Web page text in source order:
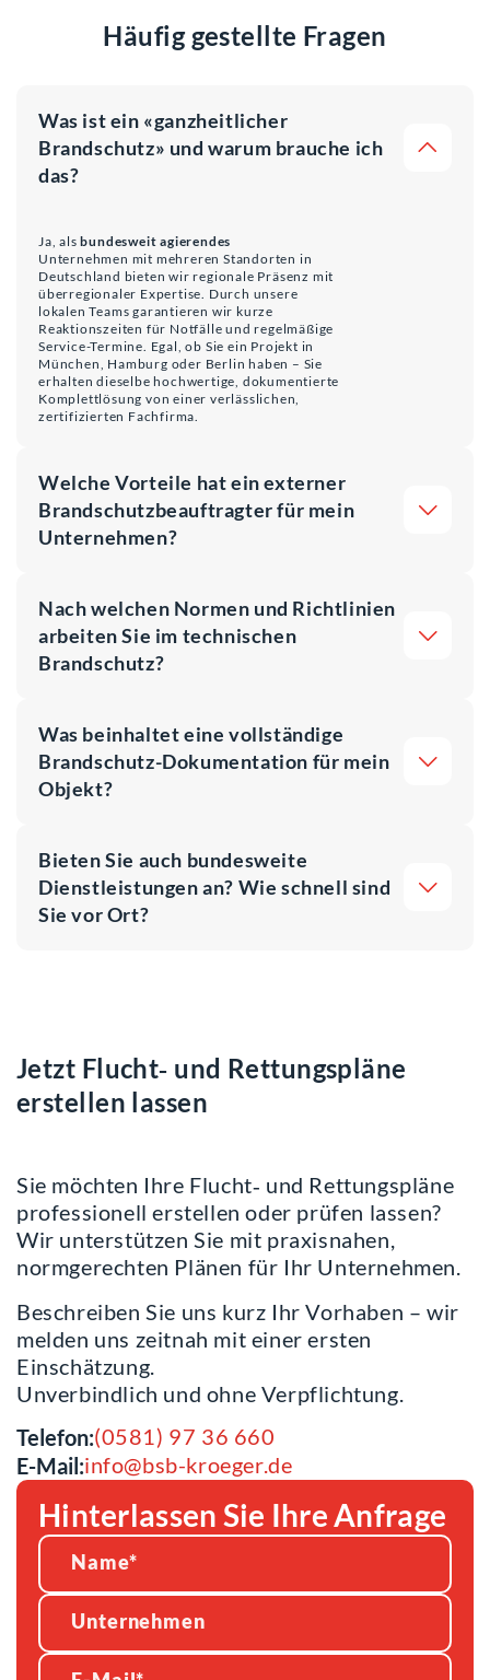
Häufig gestellte Fragen
Was ist ein «ganzheitlicher
Brandschutz» und warum brauche ich
das?
Ja, alsbundesweit agierendes
Unternehmen mit mehreren Standorten in
Deutschland bieten wir regionale Präsenz mit
überregionaler Expertise. Durch unsere
lokalen Teams garantieren wir kurze
Reaktionszeiten für Notfälle und regelmäßige
Service-Termine. Egal, ob Sie ein Projekt in
München, Hamburg oder Berlin haben – Sie
erhalten dieselbe hochwertige, dokumentierte
Komplettlösung von einer verlässlichen,
zertifizierten Fachfirma.
Welche Vorteile hat ein externer
Brandschutzbeauftragter für mein
Unternehmen?
Nach welchen Normen und Richtlinien
arbeiten Sie im technischen
Brandschutz?
Was beinhaltet eine vollständige
Brandschutz-Dokumentation für mein
Objekt?
Bieten Sie auch bundesweite
Dienstleistungen an? Wie schnell sind
Sie vor Ort?
Jetzt Flucht‑ und Rettungspläne
erstellen lassen
Sie möchten Ihre Flucht‑ und Rettungspläne
professionell erstellen oder prüfen lassen?
Wir unterstützen Sie mit praxisnahen,
normgerechten Plänen für Ihr Unternehmen.
Beschreiben Sie uns kurz Ihr Vorhaben – wir
melden uns zeitnah mit einer ersten
Einschätzung.
Unverbindlich und ohne Verpflichtung.
Telefon:(0581) 97 36 660
E-Mail:info@bsb-kroeger.de
Hinterlassen Sie Ihre Anfrage
Alternative: